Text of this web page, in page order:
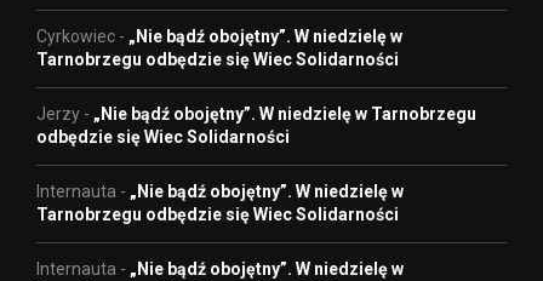
Cyrkowiec - „Nie bądź obojętny”. W niedzielę w
Tarnobrzegu odbędzie się Wiec Solidarności
Jerzy - „Nie bądź obojętny”. W niedzielę w Tarnobrzegu
odbędzie się Wiec Solidarności
Internauta - „Nie bądź obojętny”. W niedzielę w
Tarnobrzegu odbędzie się Wiec Solidarności
Internauta - „Nie bądź obojętny”. W niedzielę w